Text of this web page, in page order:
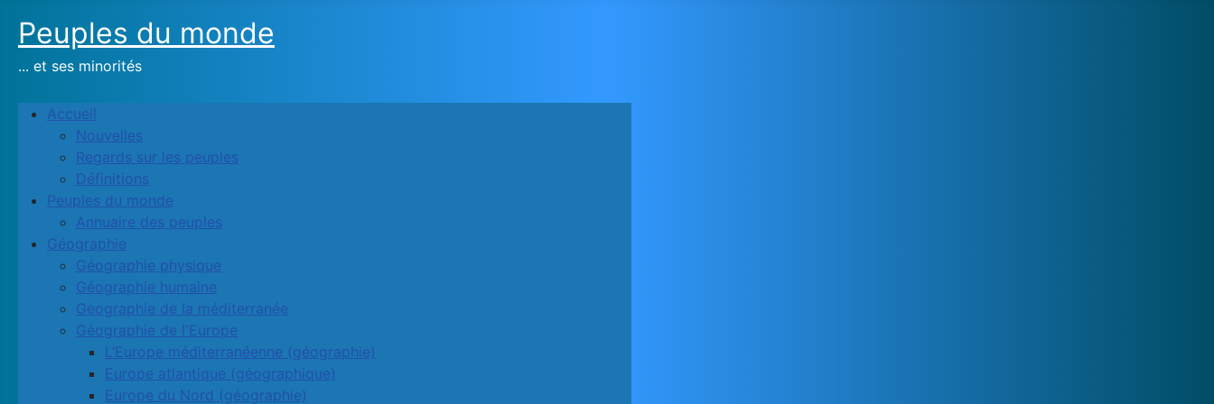
Peuples du monde
... et ses minorités
Accueil
Nouvelles
Regards sur les peuples
Définitions
Peuples du monde
Annuaire des peuples
Géographie
Géographie physique
Géographie humaine
Geographie de la méditerranée
Géographie de l'Europe
L’Europe méditerranéenne (géographie)
Europe atlantique (géographique)
Europe du Nord (géographie)